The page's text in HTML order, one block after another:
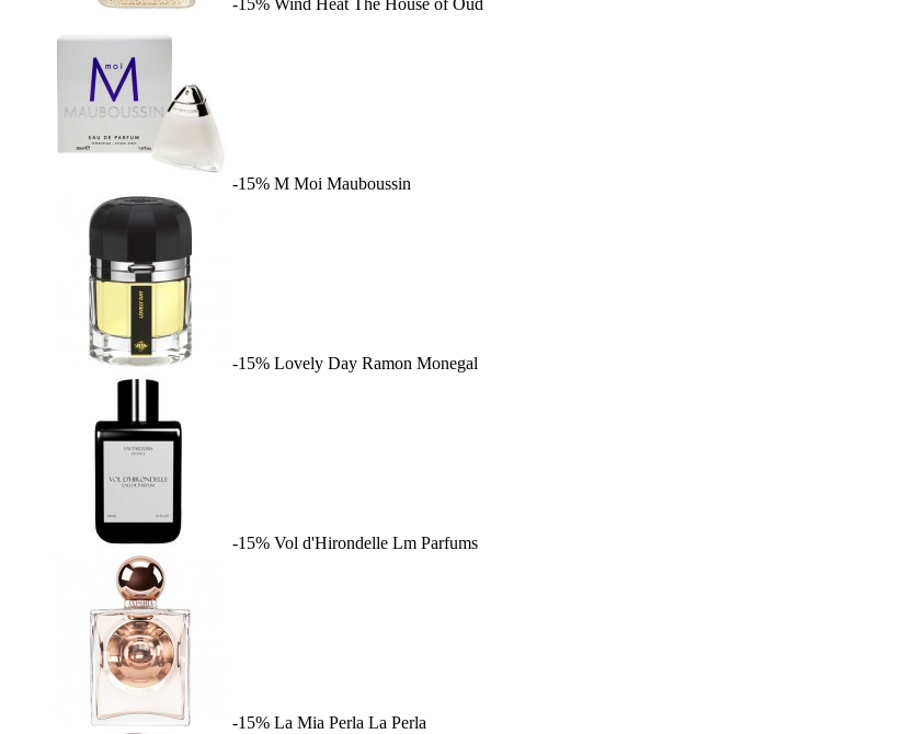
-15% Wind Heat The House of Oud
-15% M Moi Mauboussin
-15% Lovely Day Ramon Monegal
-15% Vol d'Hirondelle Lm Parfums
-15% La Mia Perla La Perla